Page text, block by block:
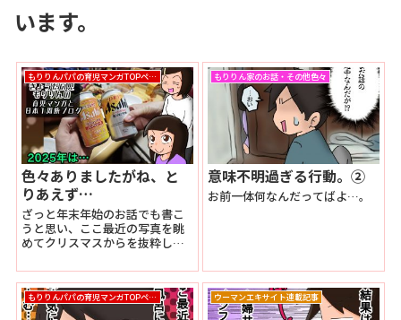
います。
もりりんパパの育児マンガTOPページ
色々ありましたがね、と
りあえず…
ざっと年末年始のお話でも書こ
うと思い、ここ最近の写真を眺
めてクリスマスからを抜粋しま
的なことは僕が殆ど行っている
のですが、こういったイベント
時は妻の本領発揮です。今回も
様々なごちそうを用意してくれ
もりりん家のお話・その他色々
意味不明過ぎる行動。②
お前一体何なんだってばよ…。
もりりんパパの育児マンガTOPページ ウーマンエキサイト連載記事